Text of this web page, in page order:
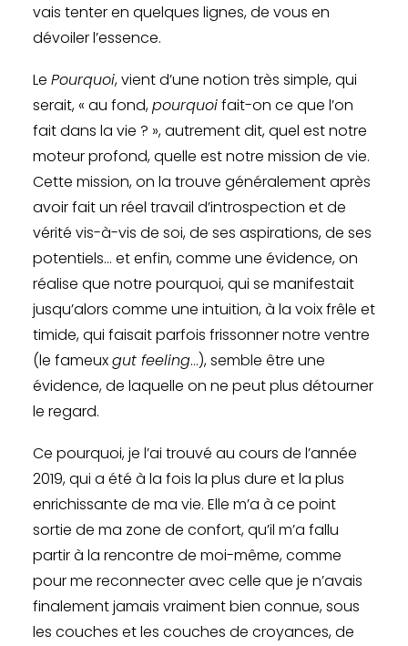
vais tenter en quelques lignes, de vous en
dévoiler l’essence.
Le Pourquoi, vient d’une notion très simple, qui
serait, « au fond,pourquoifait-on ce que l’on
fait dans la vie ? », autrement dit, quel est notre
moteur profond, quelle est notre mission de vie.
Cette mission, on la trouve généralement après
avoir fait un réel travail d’introspection et de
vérité vis-à-vis de soi, de ses aspirations, de ses
potentiels… et enfin, comme une évidence, on
réalise que notre pourquoi, qui se manifestait
jusqu’alors comme une intuition, à la voix frêle et
timide, qui faisait parfois frissonner notre ventre
(le fameuxgut feeling…), semble être une
évidence, de laquelle on ne peut plus détourner
le regard.
Ce pourquoi, je l’ai trouvé au cours de l’année
2019, qui a été à la fois la plus dure et la plus
enrichissante de ma vie. Elle m’a à ce point
sortie de ma zone de confort, qu’il m’a fallu
partir à la rencontre de moi-même, comme
pour me reconnecter avec celle que je n’avais
finalement jamais vraiment bien connue, sous
les couches et les couches de croyances, de